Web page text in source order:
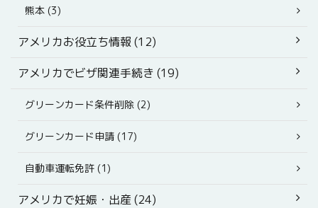
熊本 (3)
アメリカお役立ち情報 (12)
アメリカでビザ関連手続き (19)
グリーンカード条件削除 (2)
グリーンカード申請 (17)
自動車運転免許 (1)
アメリカで妊娠・出産 (24)